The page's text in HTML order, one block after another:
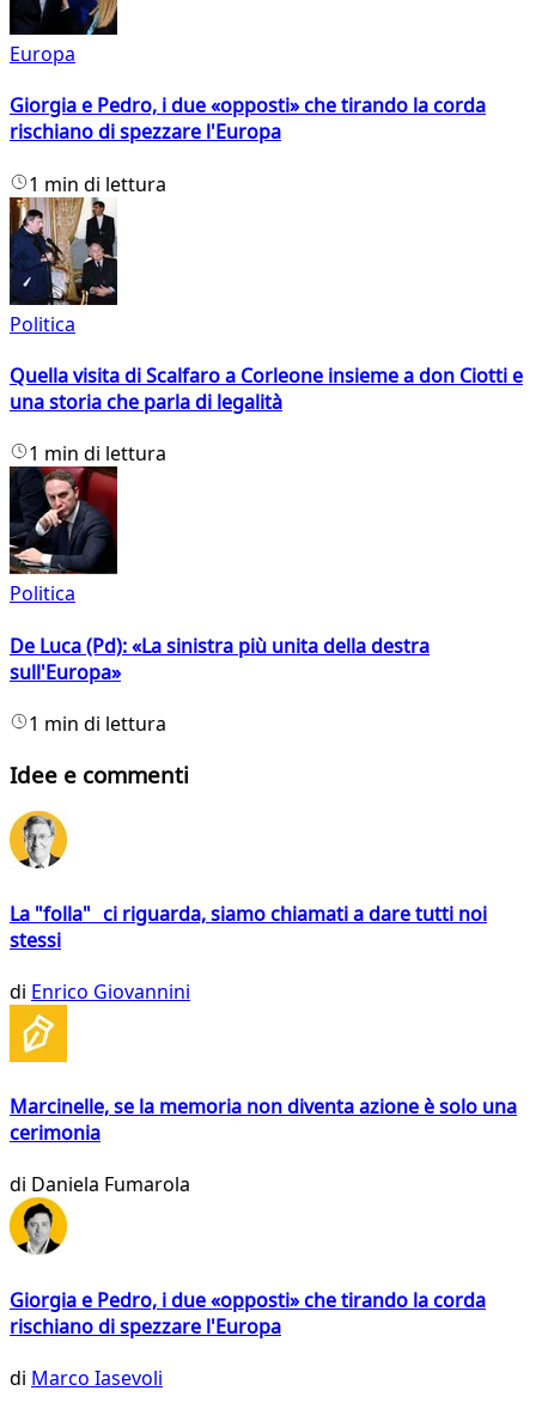
Europa
Giorgia e Pedro, i due «opposti» che tirando la corda
rischiano di spezzare l'Europa
1 min di lettura
Politica
Quella visita di Scalfaro a Corleone insieme a don Ciotti e
una storia che parla di legalità
1 min di lettura
Politica
De Luca (Pd): «La sinistra più unita della destra
sull'Europa»
1 min di lettura
Idee e commenti
La "folla" ci riguarda, siamo chiamati a dare tutti noi
stessi
di Enrico Giovannini
Marcinelle, se la memoria non diventa azione è solo una
cerimonia
di Daniela Fumarola
Giorgia e Pedro, i due «opposti» che tirando la corda
rischiano di spezzare l'Europa
di Marco Iasevoli